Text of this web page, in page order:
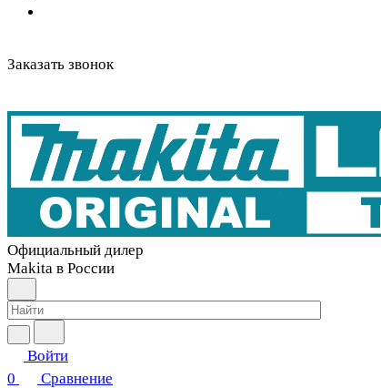
Заказать звонок
Официальный дилер
Makita в России
Войти
0
Сравнение